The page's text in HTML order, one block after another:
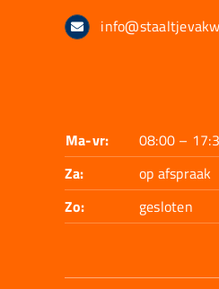
Ma-vr:
08:00 –
Za:
op afspraak
Zo:
gesloten